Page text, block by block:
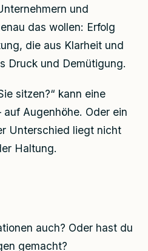
und
das wollen: Erfolg
die aus Klarheit und
Druck und Demütigung.
sitzen?“ kann eine
Augenhöhe. Oder ein
Unterschied liegt nicht
Haltung.
auch? Oder hast du
gemacht?